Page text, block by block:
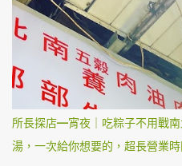
所長探店—宵夜｜吃粽子不用戰
湯，一次給你想要的，超長營業時